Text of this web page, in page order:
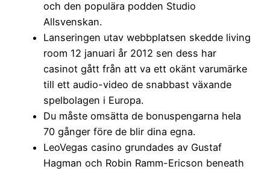
och den populära podden Studio
Allsvenskan.
Lanseringen utav webbplatsen skedde living
room 12 januari år 2012 sen dess har
casinot gått från att va ett okänt varumärke
till ett audio-video de snabbast växande
spelbolagen i Europa.
Du måste omsätta de bonuspengarna hela
70 gånger före de blir dina egna.
LeoVegas casino grundades av Gustaf
Hagman och Robin Ramm-Ericson beneath